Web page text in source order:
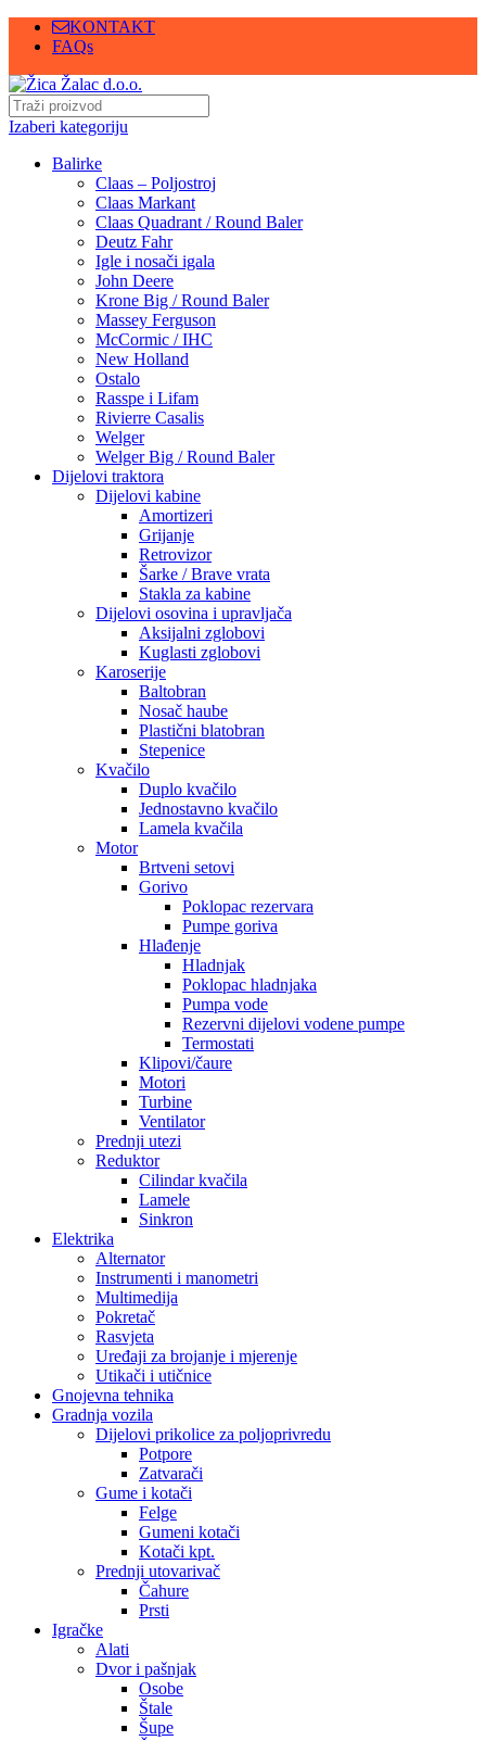
KONTAKT
FAQs
Izaberi kategoriju
Balirke
Claas – Poljostroj
Claas Markant
Claas Quadrant / Round Baler
Deutz Fahr
Igle i nosači igala
John Deere
Krone Big / Round Baler
Massey Ferguson
McCormic / IHC
New Holland
Ostalo
Rasspe i Lifam
Rivierre Casalis
Welger
Welger Big / Round Baler
Dijelovi traktora
Dijelovi kabine
Amortizeri
Grijanje
Retrovizor
Šarke / Brave vrata
Stakla za kabine
Dijelovi osovina i upravljača
Aksijalni zglobovi
Kuglasti zglobovi
Karoserije
Baltobran
Nosač haube
Plastični blatobran
Stepenice
Kvačilo
Duplo kvačilo
Jednostavno kvačilo
Lamela kvačila
Motor
Brtveni setovi
Gorivo
Poklopac rezervara
Pumpe goriva
Hlađenje
Hladnjak
Poklopac hladnjaka
Pumpa vode
Rezervni dijelovi vodene pumpe
Termostati
Klipovi/čaure
Motori
Turbine
Ventilator
Prednji utezi
Reduktor
Cilindar kvačila
Lamele
Sinkron
Elektrika
Alternator
Instrumenti i manometri
Multimedija
Pokretač
Rasvjeta
Uređaji za brojanje i mjerenje
Utikači i utičnice
Gnojevna tehnika
Gradnja vozila
Dijelovi prikolice za poljoprivredu
Potpore
Zatvarači
Gume i kotači
Felge
Gumeni kotači
Kotači kpt.
Prednji utovarivač
Čahure
Prsti
Igračke
Alati
Dvor i pašnjak
Osobe
Štale
Šupe